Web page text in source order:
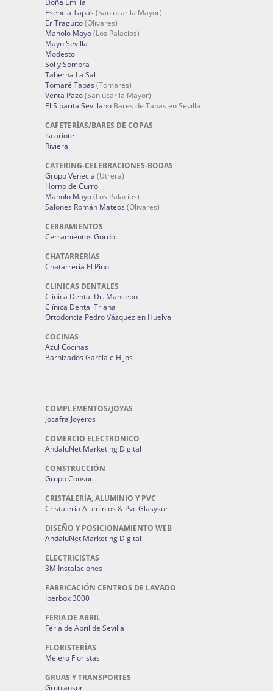
Doña Emilia
Esencia Tapas (Sanlúcar la Mayor)
Er Traguito(Olivares)
Manolo Mayo(Los Palacios)
Mayo Sevilla
Modesto
Sol y Sombra
Taberna La Sal
Tomaré Tapas (Tomares)
Venta Pazo(Sanlúcar la Mayor)
El Sibarita Sevillano Bares de Tapas en Sevilla
CAFETERÍAS/BARES DE COPAS
Iscariote
Riviera
CATERING-CELEBRACIONES-BODAS
Grupo Venecia (Utrera)
Horno de Curro
Manolo Mayo(Los Palacios)
Salones Román Mateos (Olivares)
CERRAMIENTOS
Cerramientos Gordo
CHATARRERÍAS
Chatarrería El Pino
CLINICAS DENTALES
Clínica Dental Dr. Mancebo
Clínica Dental Triana
Ortodoncia Pedro Vázquez en Huelva
COCINAS
Azul Cocinas
Barnizados García e Hijos
COMPLEMENTOS/JOYAS
Jocafra Joyeros
COMERCIO ELECTRONICO
AndaluNet Marketing Digital
CONSTRUCCIÓN
Grupo Consur
CRISTALERÍA, ALUMINIO Y PVC
Cristaleria Aluminios & Pvc Glasysur
DISEÑO Y POSICIONAMIENTO WEB
AndaluNet Marketing Digital
ELECTRICISTAS
3M Instalaciones
FABRICACIÓN CENTROS DE LAVADO
Iberbox 3000
FERIA DE ABRIL
Feria de Abril de Sevilla
FLORISTERÍAS
Melero Floristas
GRUAS Y TRANSPORTES
Grutransur